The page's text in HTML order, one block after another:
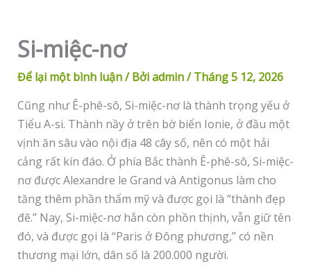
Si-miệc-nơ
Để lại một bình luận/ Bởiadmin/Tháng 5 12, 2026
Cũng như Ê-phê-sô, Si-miệc-nơ là thành trọng yếu ở
Tiểu A-si. Thành nầy ở trên bờ biển Ionie, ở đầu một
vịnh ăn sâu vào nội địa 48 cây số, nên có một hải
cảng rất kín đáo. Ở phía Bắc thành Ê-phê-sô, Si-miệc-
nơ được Alexandre le Grand và Antigonus làm cho
tăng thêm phần thẩm mỹ và được gọi là “thành đẹp
đẽ.” Nay, Si-miệc-nơ hẳn còn phồn thịnh, vẫn giữ tên
đó, và được gọi là “Paris ở Đông phương,” có nền
thương mại lớn, dân số là 200.000 người.